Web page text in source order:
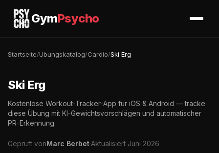
GymPsycho
Startseite/Übungskatalog/Cardio/Ski Erg
Ski Erg
Kostenlose Workout-Tracker-App für iOS & Android — tracke
diese Übung mit KI-Gewichtsvorschlägen und automatischer
PR-Erkennung.
Geprüft vonMarc Berbet·Aktualisiert Juni 2026